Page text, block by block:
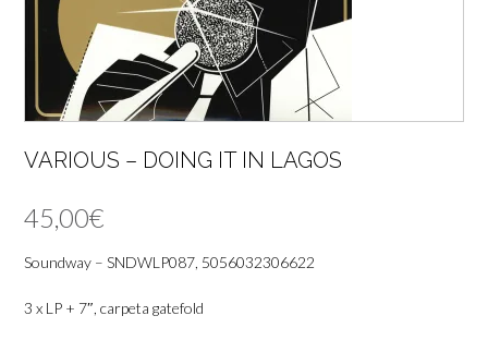
VARIOUS – DOING IT IN LAGOS
45,00€
Soundway – SNDWLP087, 5056032306622
3 x LP + 7″, carpeta gatefold